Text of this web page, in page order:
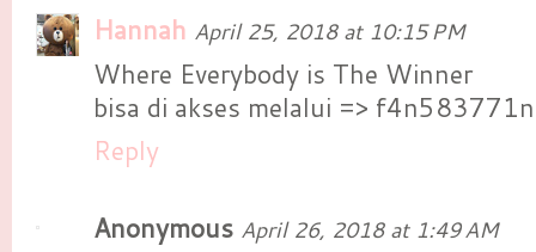
Hannah April 25, 2018 at 10:15 PM
Where Everybody is The Winner
bisa di akses melalui =>
Reply
Anonymous April 26, 2018 at 1:49 AM